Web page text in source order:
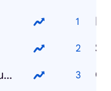
Indian Premier League (IPL)